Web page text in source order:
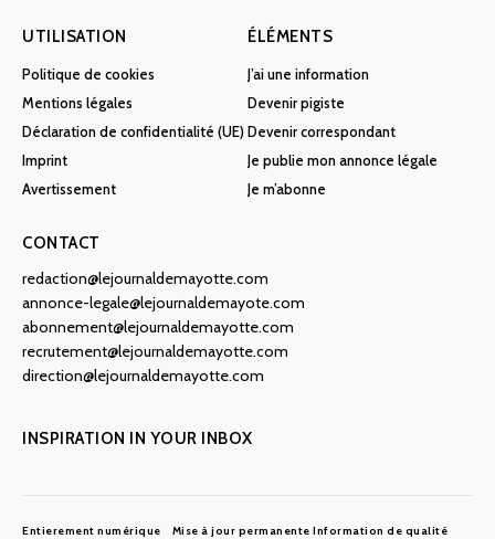
UTILISATION
Politique de cookies
Mentions légales
Déclaration de confidentialité (UE)
Imprint
Avertissement
ÉLÉMENTS
J’ai une information
Devenir pigiste
Devenir correspondant
Je publie mon annonce légale
Je m’abonne
CONTACT
redaction@lejournaldemayotte.com
annonce-legale@lejournaldemayote.com
abonnement@lejournaldemayotte.com
recrutement@lejournaldemayotte.com
direction@lejournaldemayotte.com
INSPIRATION IN YOUR INBOX
Entierement numérique Mise à jour permanente Information de qualité